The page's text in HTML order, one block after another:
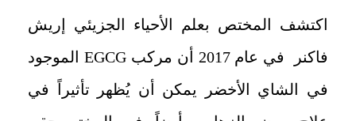
اكتشف المختص بعلم الأحياء الجزيئي إريش
فاكنر في عام 2017 أن مركب EGCG الموجود
في الشاي الأخضر يمكن أن يُظهر تأثيراً في